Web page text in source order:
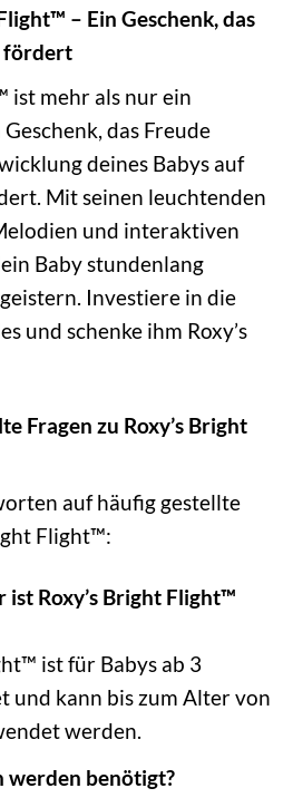
– Ein Geschenk, das
fördert
ist mehr als nur ein
das Freude
deines Babys auf
Mit seinen leuchtenden
und interaktiven
Baby stundenlang
Investiere in die
und schenke ihm Roxy’s
Fragen zu Roxy’s Bright
auf häufig gestellte
Flight™:
Roxy’s Bright Flight™
ist für Babys ab 3
und kann bis zum Alter von
werden.
werden benötigt?